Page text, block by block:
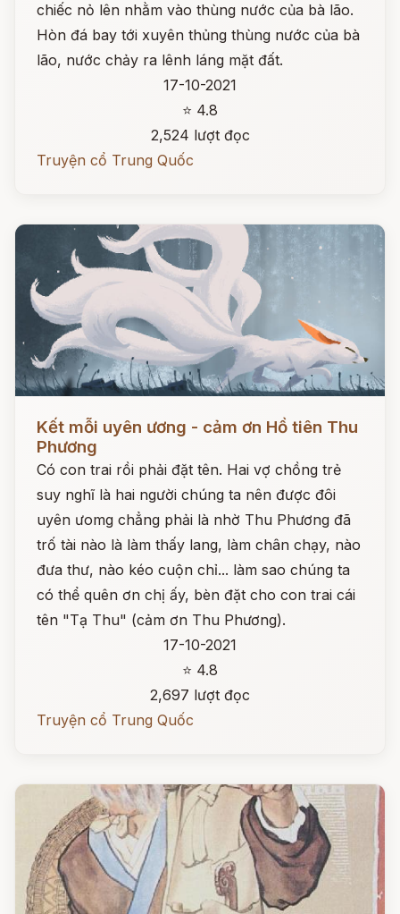
chiếc nỏ lên nhằm vào thùng nước của bà lão.
Hòn đá bay tới xuyên thủng thùng nước của bà
lão, nước chảy ra lênh láng mặt đất.
17-10-2021
⭐ 4.8
2,524 lượt đọc
Truyện cổ Trung Quốc
Đọc ngay
Kết mỗi uyên ương - cảm ơn Hồ tiên Thu
Phương
Có con trai rồi phải đặt tên. Hai vợ chồng trẻ
suy nghĩ là hai người chúng ta nên được đôi
uyên ưomg chẳng phải là nhờ Thu Phương đã
trố tài nào là làm thấy lang, làm chân chạy, nào
đưa thư, nào kéo cuộn chỉ... làm sao chúng ta
có thể quên ơn chị ấy, bèn đặt cho con trai cái
tên "Tạ Thu" (cảm ơn Thu Phương).
17-10-2021
⭐ 4.8
2,697 lượt đọc
Truyện cổ Trung Quốc